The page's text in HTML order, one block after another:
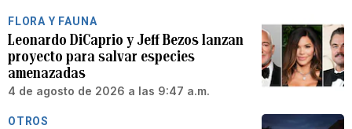
FLORA Y FAUNA
Leonardo DiCaprio y Jeff Bezos lanzan
proyecto para salvar especies
amenazadas
4 de agosto de 2026 a las 9:47 a.m.
OTROS